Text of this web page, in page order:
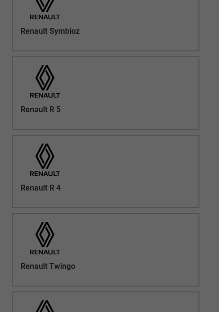
Renault Symbioz
Renault R 5
Renault R 4
Renault Twingo